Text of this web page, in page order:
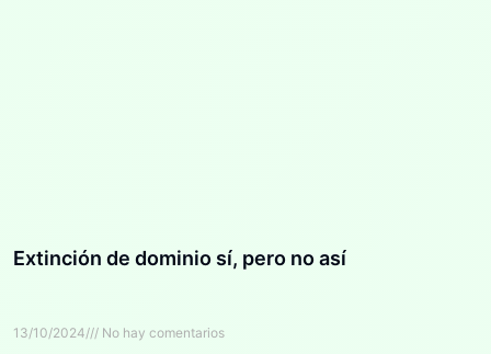
Extinción de dominio sí, pero no así
13/10/2024 No hay comentarios